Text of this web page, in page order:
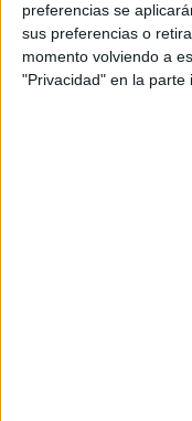
preferencias se
sus preferencias o
momento volviendo a
"Privacidad" en la parte
La
para el buen
promueve sus